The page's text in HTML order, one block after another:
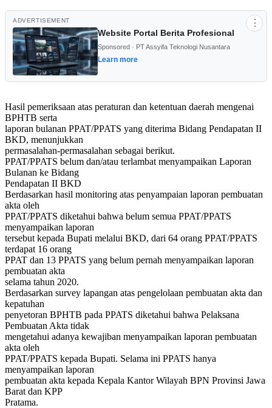
ADVERTISEMENT ⋮
Website Portal Berita Profesional
Sponsored · PT Assyifa Teknologi Nusantara
Learn more
Hasil pemeriksaan atas peraturan dan ketentuan daerah mengenai
BPHTB serta
laporan bulanan PPAT/PPATS yang diterima Bidang Pendapatan II
BKD, menunjukkan
permasalahan-permasalahan sebagai berikut.
PPAT/PPATS belum dan/atau terlambat menyampaikan Laporan
Bulanan ke Bidang
Pendapatan II BKD
Berdasarkan hasil monitoring atas penyampaian laporan pembuatan
akta oleh
PPAT/PPATS diketahui bahwa belum semua PPAT/PPATS
menyampaikan laporan
tersebut kepada Bupati melalui BKD, dari 64 orang PPAT/PPATS
terdapat 16 orang
PPAT dan 13 PPATS yang belum pernah menyampaikan laporan
pembuatan akta
selama tahun 2020.
Berdasarkan survey lapangan atas pengelolaan pembuatan akta dan
kepatuhan
penyetoran BPHTB pada PPATS diketahui bahwa Pelaksana
Pembuatan Akta tidak
mengetahui adanya kewajiban menyampaikan laporan pembuatan
akta oleh
PPAT/PPATS kepada Bupati. Selama ini PPATS hanya
menyampaikan laporan
pembuatan akta kepada Kepala Kantor Wilayah BPN Provinsi Jawa
Barat dan KPP
Pratama.